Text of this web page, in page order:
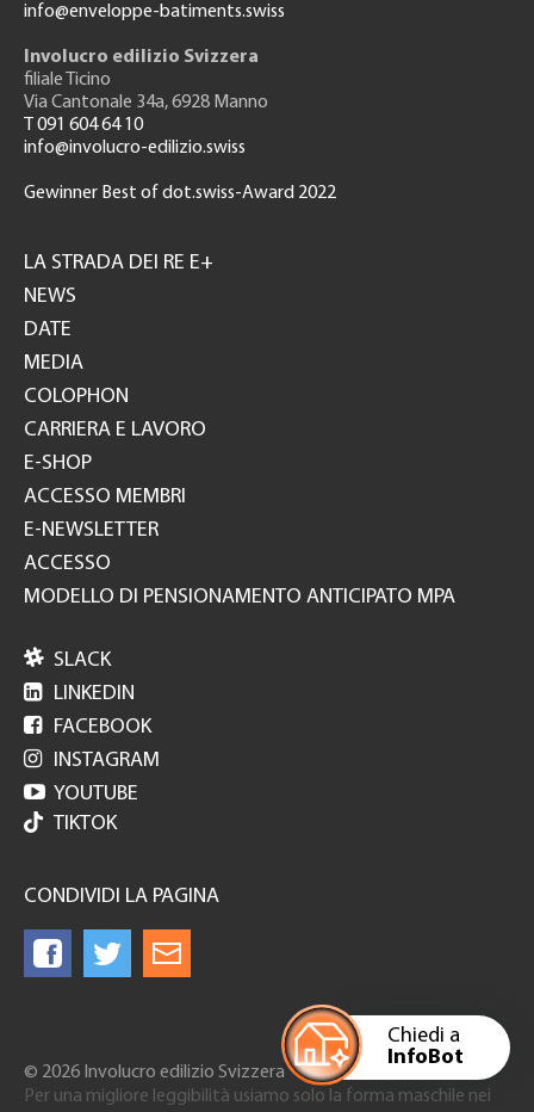
Chiedi a
InfoBot
info@enveloppe-batiments.swiss
Involucro edilizio Svizzera
filiale Ticino
Via Cantonale 34a, 6928 Manno
T 091 604 64 10
info@involucro-edilizio.swiss
Gewinner Best of dot.swiss-Award 2022
GH
LA STRADA DEI RE E+
NEWS
DATE
MEDIA
COLOPHON
CARRIERA E LAVORO
E-SHOP
ACCESSO MEMBRI
E-NEWSLETTER
ACCESSO
MODELLO DI PENSIONAMENTO ANTICIPATO MPA
 SLACK
 LINKEDIN
 FACEBOOK
 INSTAGRAM
 YOUTUBE
TIKTOK
CONDIVIDI LA PAGINA
© 2026 Involucro edilizio Svizzera
Per una migliore leggibilità usiamo solo la forma maschile nei